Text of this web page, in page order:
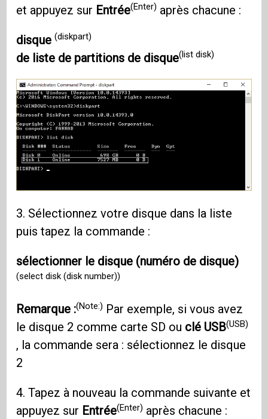
et appuyez sur Entrée(Enter) après chacune :
disque(diskpart)
de liste de partitions de disque(list disk)
3. Sélectionnez votre disque dans la liste
puis tapez la commande :
sélectionner le disque (numéro de disque)
(select disk (disk number))
Remarque :(Note:) Par exemple, si vous avez
le disque 2 comme carte SD ou clé USB(USB)
, la commande sera : sélectionnez le disque
2
4. Tapez à nouveau la commande suivante et
appuyez sur Entrée(Enter) après chacune :